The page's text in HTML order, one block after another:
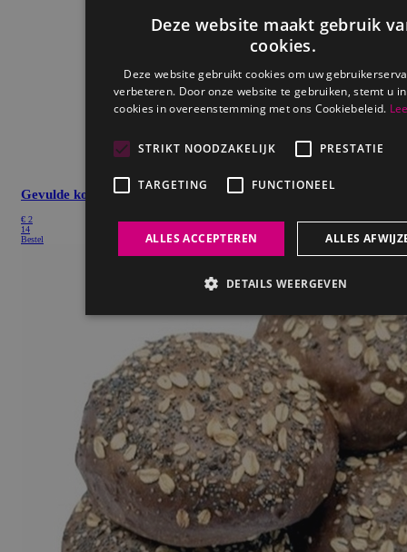
Gevulde koek
€ 2
14
Bestel